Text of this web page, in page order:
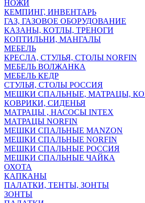
НОЖИ
КЕМПИНГ, ИНВЕНТАРЬ
ГАЗ, ГАЗОВОЕ ОБОРУДОВАНИЕ
КАЗАНЫ, КОТЛЫ, ТРЕНОГИ
КОПТИЛЬНИ, МАНГАЛЫ
МЕБЕЛЬ
КРЕСЛА, СТУЛЬЯ, СТОЛЫ NORFIN
МЕБЕЛЬ ВОЛЖАНКА
МЕБЕЛЬ КЕДР
СТУЛЬЯ, СТОЛЫ РОССИЯ
МЕШКИ СПАЛЬНЫЕ, МАТРАЦЫ,
КОВРИКИ, СИДЕНЬЯ
МАТРАЦЫ , НАСОСЫ INTEX
МАТРАЦЫ NORFIN
МЕШКИ СПАЛЬНЫЕ MANZON
МЕШКИ СПАЛЬНЫЕ NORFIN
МЕШКИ СПАЛЬНЫЕ РОССИЯ
МЕШКИ СПАЛЬНЫЕ ЧАЙКА
ОХОТА
КАПКАНЫ
ПАЛАТКИ, ТЕНТЫ, ЗОНТЫ
ЗОНТЫ